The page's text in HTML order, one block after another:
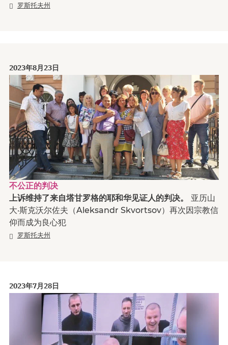
罗斯托夫州
2023年8月23日
不公正的判决
上诉维持了来自塔甘罗格的耶和华见证人的判决。 亚历山
大·斯克沃尔佐夫（Aleksandr Skvortsov）再次因宗教信
仰而成为良心犯
罗斯托夫州
2023年7月28日